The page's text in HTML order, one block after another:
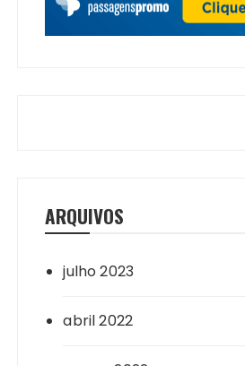
ARQUIVOS
julho 2023
abril 2022